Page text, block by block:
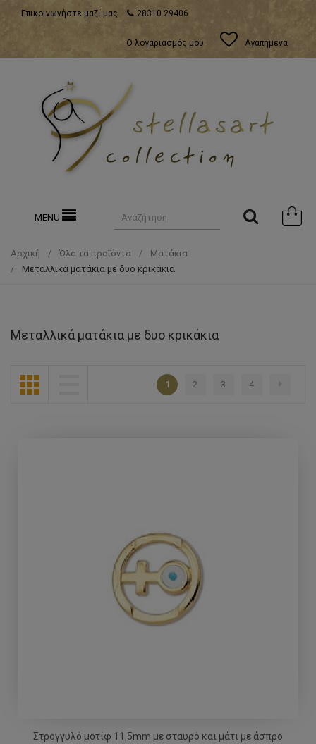
Επικοινωνήστε μαζί μας 28310 29406
Ο λογαριασμός μου Αγαπημένα
MENU
Αρχική Όλα τα προϊόντα
Ματάκια
Μεταλλικά ματάκια με δυο κρικάκια
Μεταλλικά ματάκια με δυο κρικάκια
1 2 3 4
Στρογγυλό μοτίφ 11,5mm με σταυρό και μάτι με άσπρο